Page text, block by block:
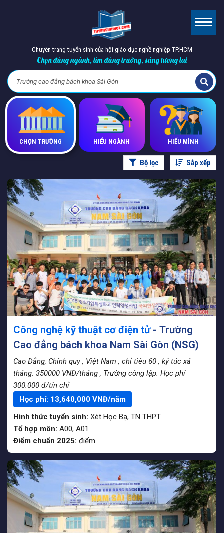
Chuyên trang tuyển sinh của hội giáo dục nghề nghiệp TP.HCM
Chọn đúng ngành, tìm đúng trường, sáng tương lai
HIỂU MÌNH
HIỂU NGÀNH
CHỌN TRƯỜNG
Bộ lọc Sắp xếp
Công nghệ kỹ thuật cơ điện tử - Trường
Cao đẳng bách khoa Nam Sài Gòn (NSG)
Cao Đẳng, Chính quy , Việt Nam , chỉ tiêu 60 , ký túc xá
tháng: 350000 VNĐ/tháng , Trường công lập. Học phí
300.000 đ/tín chỉ
Học phí: 13,640,000 VNĐ/năm
Hình thức tuyển sinh: Xét Học Bạ, TN THPT
Tổ hợp môn: A00, A01
Điểm chuẩn 2025: điểm